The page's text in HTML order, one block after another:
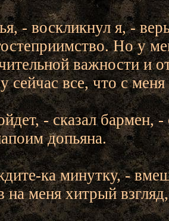
- воскликнул я, -
Но у
важности и
сейчас все, что с
- сказал бармен,
допьяна.
ка минутку, -
на меня хитрый